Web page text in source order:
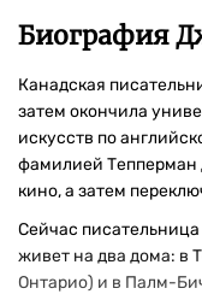
Биография
Канадская
затем окончила
искусств по
фамилией Тепперман
кино, а затем
Сейчас
живет на два дома: в
Онтарио) и в Палм-